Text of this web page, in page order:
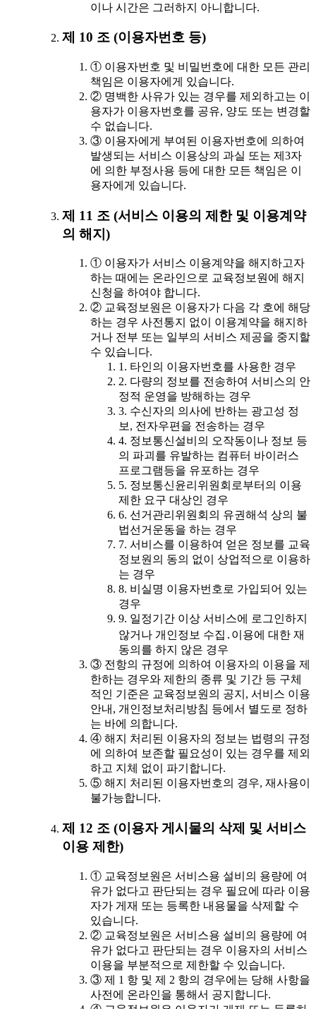
이나 시간은 그러하지 아니합니다.
제 10 조 (이용자번호 등)
① 이용자번호 및 비밀번호에 대한 모든 관리
책임은 이용자에게 있습니다.
② 명백한 사유가 있는 경우를 제외하고는 이
용자가 이용자번호를 공유, 양도 또는 변경할
수 없습니다.
③ 이용자에게 부여된 이용자번호에 의하여
발생되는 서비스 이용상의 과실 또는 제3자
에 의한 부정사용 등에 대한 모든 책임은 이
용자에게 있습니다.
제 11 조 (서비스 이용의 제한 및 이용계약
의 해지)
① 이용자가 서비스 이용계약을 해지하고자
하는 때에는 온라인으로 교육정보원에 해지
신청을 하여야 합니다.
② 교육정보원은 이용자가 다음 각 호에 해당
하는 경우 사전통지 없이 이용계약을 해지하
거나 전부 또는 일부의 서비스 제공을 중지할
수 있습니다.
1. 타인의 이용자번호를 사용한 경우
2. 다량의 정보를 전송하여 서비스의 안
정적 운영을 방해하는 경우
3. 수신자의 의사에 반하는 광고성 정
보, 전자우편을 전송하는 경우
4. 정보통신설비의 오작동이나 정보 등
의 파괴를 유발하는 컴퓨터 바이러스
프로그램등을 유포하는 경우
5. 정보통신윤리위원회로부터의 이용
제한 요구 대상인 경우
6. 선거관리위원회의 유권해석 상의 불
법선거운동을 하는 경우
7. 서비스를 이용하여 얻은 정보를 교육
정보원의 동의 없이 상업적으로 이용하
는 경우
8. 비실명 이용자번호로 가입되어 있는
경우
9. 일정기간 이상 서비스에 로그인하지
않거나 개인정보 수집․이용에 대한 재
동의를 하지 않은 경우
③ 전항의 규정에 의하여 이용자의 이용을 제
한하는 경우와 제한의 종류 및 기간 등 구체
적인 기준은 교육정보원의 공지, 서비스 이용
안내, 개인정보처리방침 등에서 별도로 정하
는 바에 의합니다.
④ 해지 처리된 이용자의 정보는 법령의 규정
에 의하여 보존할 필요성이 있는 경우를 제외
하고 지체 없이 파기합니다.
⑤ 해지 처리된 이용자번호의 경우, 재사용이
불가능합니다.
제 12 조 (이용자 게시물의 삭제 및 서비스
이용 제한)
① 교육정보원은 서비스용 설비의 용량에 여
유가 없다고 판단되는 경우 필요에 따라 이용
자가 게재 또는 등록한 내용물을 삭제할 수
있습니다.
② 교육정보원은 서비스용 설비의 용량에 여
유가 없다고 판단되는 경우 이용자의 서비스
이용을 부분적으로 제한할 수 있습니다.
③ 제 1 항 및 제 2 항의 경우에는 당해 사항을
사전에 온라인을 통해서 공지합니다.